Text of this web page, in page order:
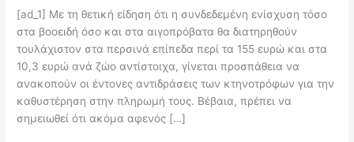
[ad_1] Με τη θετική είδηση ότι η συνδεδεµένη ενίσχυση τόσο
στα βοοειδή όσο και στα αιγοπρόβατα θα διατηρηθούν
τουλάχιστον στα περσινά επίπεδα περί τα 155 ευρώ και στα
10,3 ευρώ ανά ζώο αντίστοιχα, γίνεται προσπάθεια να
ανακοπούν οι έντονες αντιδράσεις των κτηνοτρόφων για την
καθυστέρηση στην πληρωµή τους. Βέβαια, πρέπει να
σηµειωθεί ότι ακόµα αφενός […]
Συνδεδεμένη
Βοοειδών